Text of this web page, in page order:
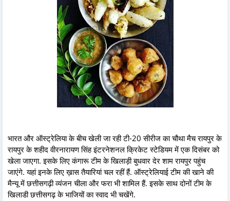
भारत और ऑस्ट्रेलिया के बीच खेली जा रही टी-20 सीरीज का चौथा मैच रायपुर के
रायपुर के शहीद वीरनारायण सिंह इंटरनेशनल क्रिकेट स्टेडियम में एक दिसंबर को
खेला जाएगा. इसके लिए कंगारू टीम के खिलाड़ी बुधवार देर शाम रायपुर पहुंच
जाएंगे. यहां इनके लिए ख़ास तैयारियां चल रहीं हैं. ऑस्ट्रेलियाई टीम की खाने की
मैन्यू में छत्तीसगढ़ी व्यंजन चीला और फरा भी शामिल हैं. इसके साथ दोनों टीम के
खिलाडी छत्तीसगढ़ के भाजियों का स्वाद भी चखेंगे.